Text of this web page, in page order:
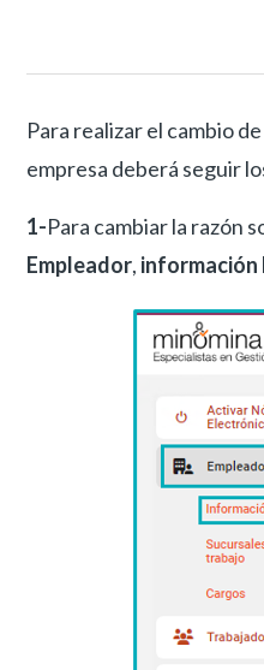
Para realizar el cambio
empresa deberá seguir
1-Para cambiar la razón
Empleador, información